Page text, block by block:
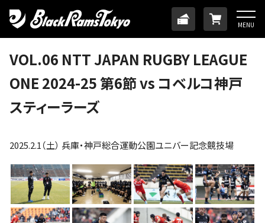
MENU
TICKET
HOME
チーム
アカデミー
VOL.06 NTT JAPAN RUGBY LEAGUE
ONE 2024-25 第6節 vs コベルコ神戸
スティーラーズ
2025.2.1（土） 兵庫・神戸総合運動公園ユニバー記念競技場